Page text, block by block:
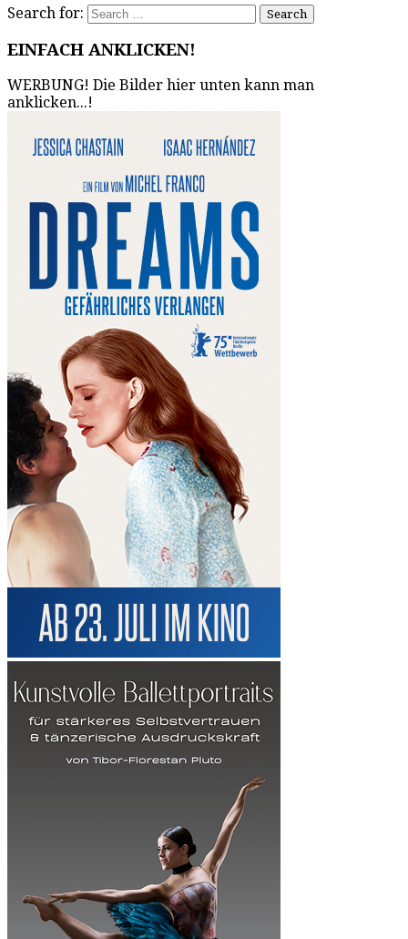
Search for:
EINFACH ANKLICKEN!
WERBUNG! Die Bilder hier unten kann man
anklicken...!